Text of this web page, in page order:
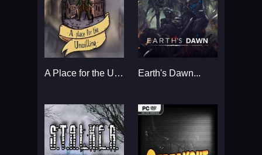
A Place for the Unwilling... Earth's Dawn...